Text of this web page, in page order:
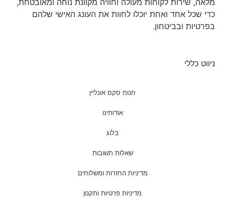
כדי שכל אחד ואחת יוכלו לחוות את העונג האישי שלהם
בפרטיות ובביטחון.
ניווט כללי
חנות סקס אונליין
אודותינו
בלוג
שאלות תשובות
מדיניות החזרות ומשלוחים
מדיניות פרטיות ותקנון